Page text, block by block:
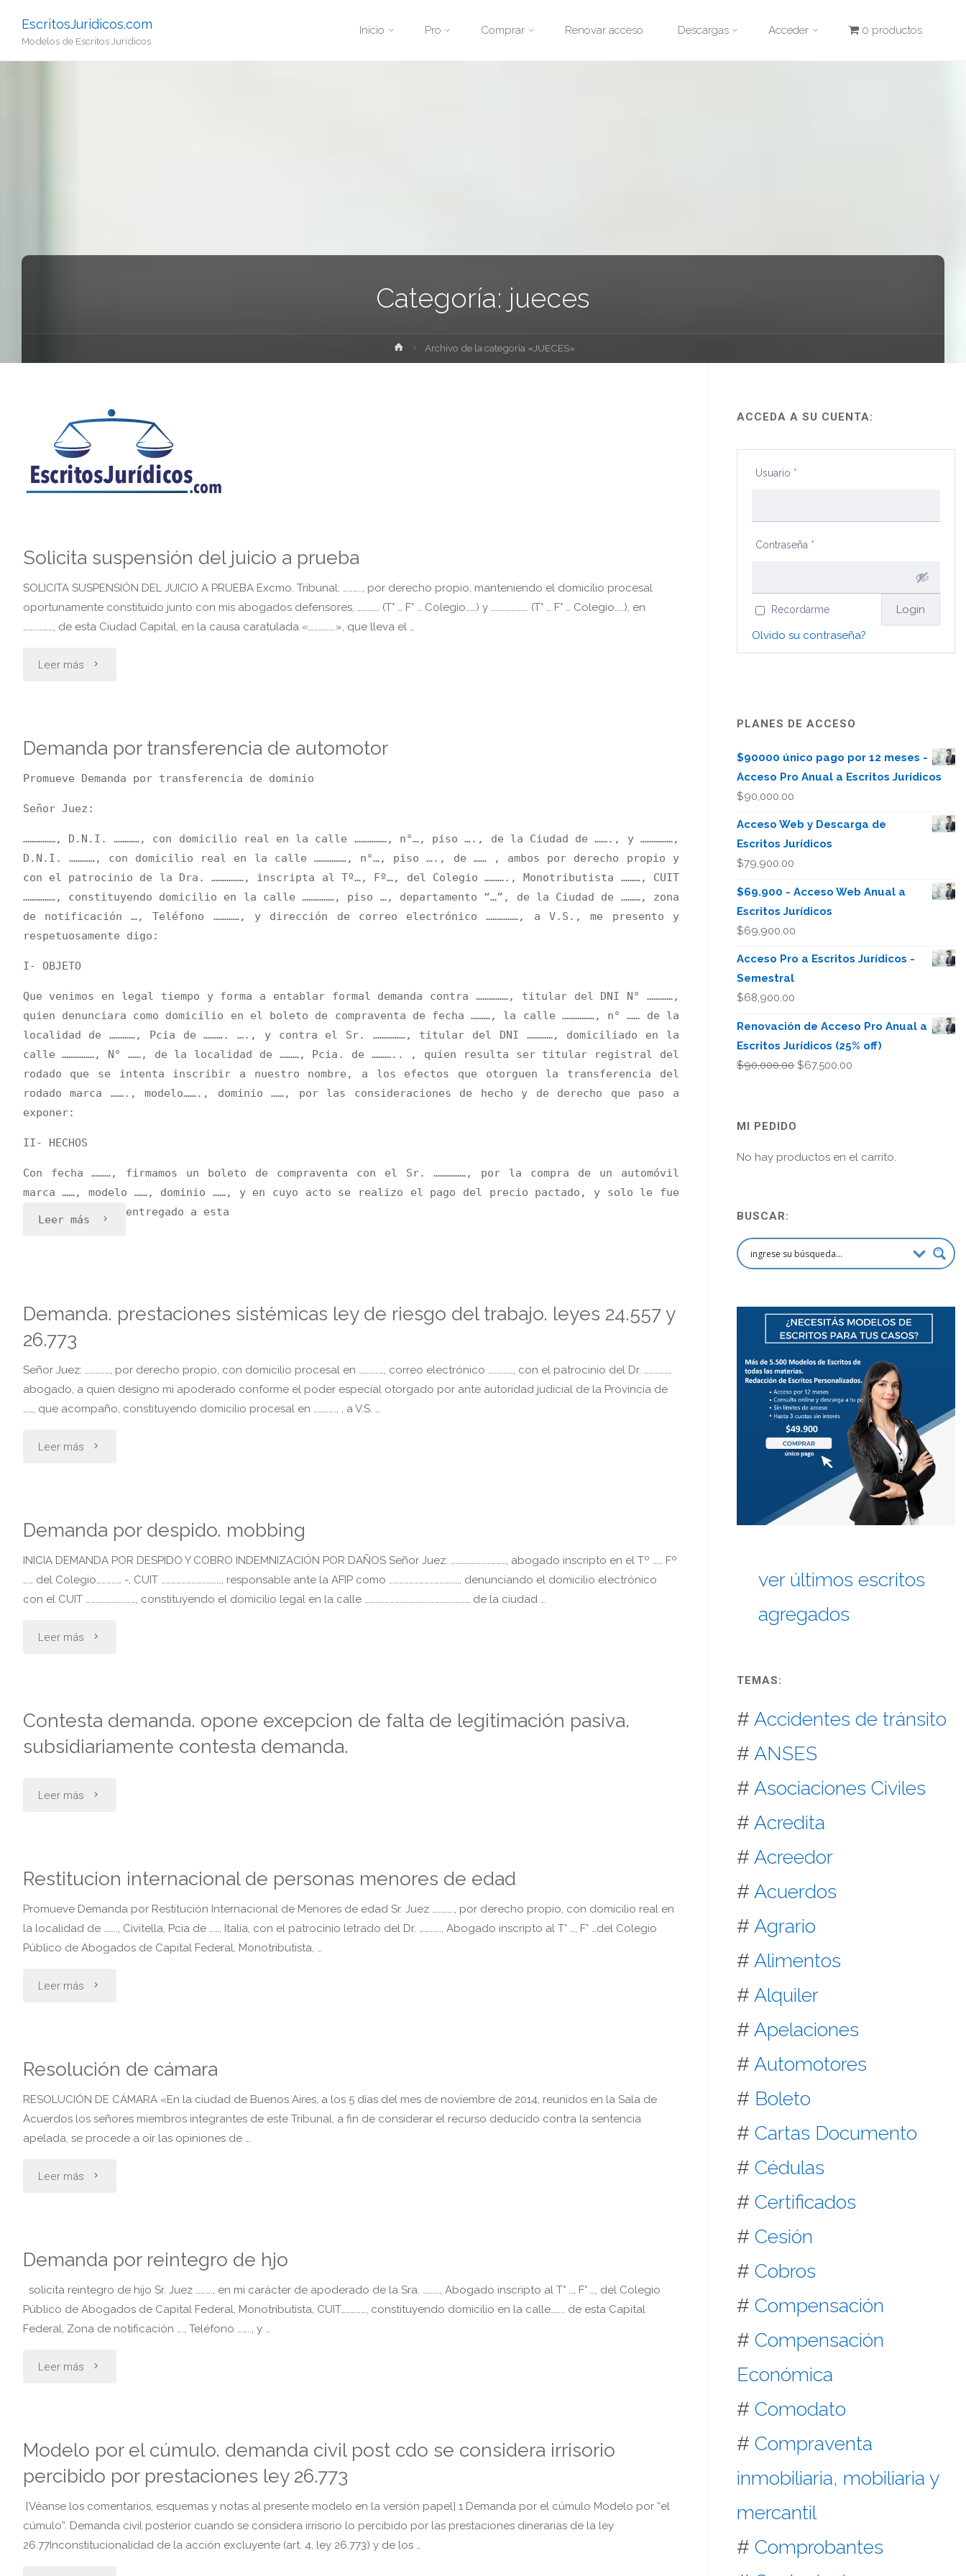
EscritosJuridicos.com
Modelos de Escritos Jurídicos
Inicio Pro Comprar Renovar acceso Descargas Acceder 0 productos
Categoría: jueces
InicioArchivo de la categoría «JUECES»
Solicita suspensión del juicio a prueba
SOLICITA SUSPENSIÓN DEL JUICIO A PRUEBA Excmo. Tribunal: ……….., por derecho propio, manteniendo el domicilio procesal
oportunamente constituido junto con mis abogados defensores, …………. (T° … F° … Colegio……) y …………………. (T° … F° … Colegio…..), en
………………, de esta Ciudad Capital, en la causa caratulada «…………….», que lleva el …
Leer más "Solicita
Demanda por transferencia de automotor
Promueve Demanda por transferencia de dominio
Señor Juez:
……………, D.N.I. …………, con domicilio real en la calle ……………, n°…, piso …., de la Ciudad de ……., y ……………,
D.N.I. …………, con domicilio real en la calle ……………, n°…, piso …., de …… , ambos por derecho propio y
con el patrocinio de la Dra. ……………, inscripta al Tº…, Fº…, del Colegio ………., Monotributista ………, CUIT
……………, constituyendo domicilio en la calle ……………, piso …, departamento “…”, de la Ciudad de ………, zona
de notificación …, Teléfono …………, y dirección de correo electrónico ……………, a V.S., me presento y
respetuosamente digo:
I- OBJETO
Que venimos en legal tiempo y forma a entablar formal demanda contra ……………, titular del DNI N° …………,
quien denunciara como domicilio en el boleto de compraventa de fecha ………, la calle ……………, n° …… de la
localidad de …………, Pcia de ………. …., y contra el Sr. ……………, titular del DNI …………, domiciliado en la
calle ……………, N° ……, de la localidad de ………, Pcia. de ……….. , quien resulta ser titular registral del
rodado que se intenta inscribir a nuestro nombre, a los efectos que otorguen la transferencia del
rodado marca ……., modelo……., dominio ……, por las consideraciones de hecho y de derecho que paso a
exponer:
II- HECHOS
Con fecha ………, firmamos un boleto de compraventa con el Sr. ……………, por la compra de un automóvil
marca ……, modelo ……, dominio ……, y en cuyo acto se realizo el pago del precio pactado, y solo le fue
entregado a esta
Leer más «Demanda
de
Demanda. prestaciones sistémicas ley de riesgo del trabajo. leyes 24.557 y
26.773
Señor Juez: ……………, por derecho propio, con domicilio procesal en ……………, correo electrónico ……………, con el patrocinio del Dr. ……………,
abogado, a quien designo mi apoderado conforme el poder especial otorgado por ante autoridad judicial de la Provincia de
……, que acompaño, constituyendo domicilio procesal en …………… , a V.S. …
Leer más "Demanda.
de
riesgo
del
26.773"
Demanda por despido. mobbing
INICIA DEMANDA POR DESPIDO Y COBRO INDEMNIZACIÓN POR DAÑOS Señor Juez: ……………………………, abogado inscripto en el Tº …… Fº
…… del Colegio…………… -, CUIT ………………………………, responsable ante la AFIP como ……………………………………, denunciando el domicilio electrónico
con el CUIT …………………………, constituyendo el domicilio legal en la calle ……………………………………………………… de la ciudad …
Leer más "Demanda
Contesta demanda. opone excepcion de falta de legitimación pasiva.
subsidiariamente contesta demanda.
Leer más "Contesta
de
falta
de
contesta
Restitucion internacional de personas menores de edad
Promueve Demanda por Restitución Internacional de Menores de edad Sr. Juez …………., por derecho propio, con domicilio real en
la localidad de …….., Civitella, Pcia de ……, Italia, con el patrocinio letrado del Dr. …………., Abogado inscripto al T° …, F° …del Colegio
Público de Abogados de Capital Federal, Monotributista, …
Leer más "Restitucion
menores
de
edad"
Resolución de cámara
RESOLUCIÓN DE CÁMARA «En la ciudad de Buenos Aires, a los 5 días del mes de noviembre de 2014, reunidos en la Sala de
Acuerdos los señores miembros integrantes de este Tribunal, a fin de considerar el recurso deducido contra la sentencia
apelada, se procede a oír las opiniones de …
Leer más "Resolución
Demanda por reintegro de hjo
solicita reintegro de hijo Sr. Juez ………., en mi carácter de apoderado de la Sra. ………., Abogado inscripto al T° …, F° …, del Colegio
Público de Abogados de Capital Federal, Monotributista, CUIT……………, constituyendo domicilio en la calle…….. de esta Capital
Federal, Zona de notificación …., Teléfono …….., y …
Leer más "Demanda
de
Modelo por el cúmulo. demanda civil post cdo se considera irrisorio
percibido por prestaciones ley 26.773
[Véanse los comentarios, esquemas y notas al presente modelo en la versión papel] 1 Demanda por el cúmulo Modelo por “el
cúmulo”. Demanda civil posterior cuando se considera irrisorio lo percibido por las prestaciones dinerarias de la ley
26.77Inconstitucionalidad de la acción excluyente (art. 4, ley 26.773) y de los …
ACCEDA A SU CUENTA:
Usuario *
Contraseña *
Recordarme
Olvido su contraseña?
PLANES DE ACCESO
$90000 único pago por 12 meses -
Acceso Pro Anual a Escritos Jurídicos
$90,000.00
Acceso Web y Descarga de
Escritos Jurídicos
$79,900.00
$69.900 - Acceso Web Anual a
Escritos Jurídicos
$69,900.00
Acceso Pro a Escritos Jurídicos -
Semestral
$68,900.00
Renovación de Acceso Pro Anual a
Escritos Jurídicos (25% off)
$90,000.00 El
$67,500.00
MI PEDIDO
No hay productos en el carrito.
BUSCAR:
ver últimos escritos
agregados
TEMAS:
# Accidentes de tránsito
# ANSES
# Asociaciones Civiles
# Acredita
# Acreedor
# Acuerdos
# Agrario
# Alimentos
# Alquiler
# Apelaciones
# Automotores
# Boleto
#Cartas Documento
#Cédulas
#Certificados
#Cesión
#Cobros
#Compensación
#Compensación
Económica
#Comodato
#Compraventa
inmobiliaria, mobiliaria y
mercantil
#Comprobantes